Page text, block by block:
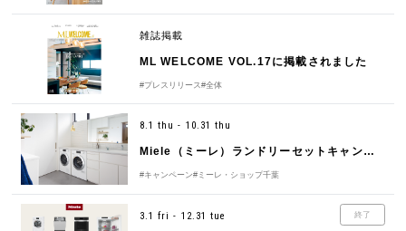
雑誌掲載
ML WELCOME VOL.17に掲載されました
#プレスリリース #全体
8.1 thu - 10.31 thu
Miele（ミーレ）ランドリーセットキャンペーン
#キャンペーン#ミーレ・ショップ千葉
終了
3.1 fri - 12.31 tue